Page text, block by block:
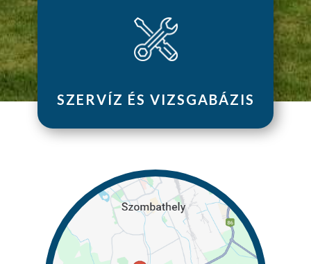
SZERVÍZ ÉS VIZSGABÁZIS